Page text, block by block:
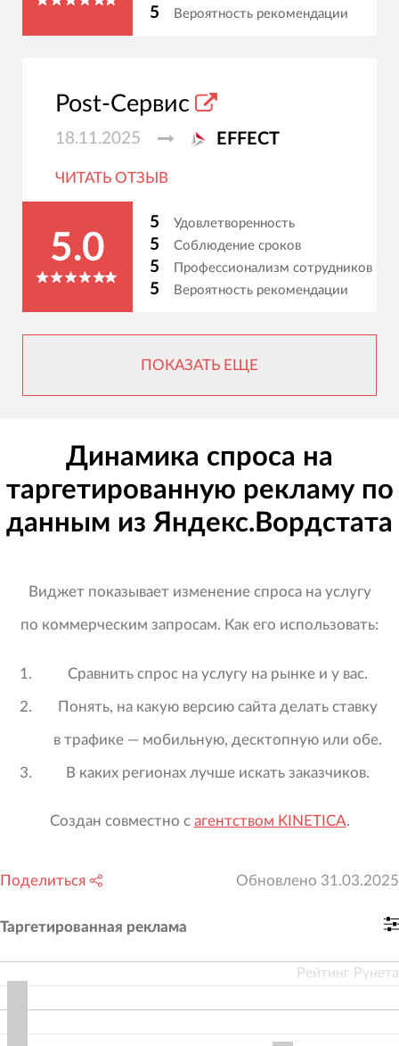
5 Вероятность рекомендации
Post-Сервис
18.11.2025 EFFECT
ЧИТАТЬ ОТЗЫВ
5.0
5 Удовлетворенность
5 Соблюдение сроков
5 Профессионализм сотрудников
5 Вероятность рекомендации
ПОКАЗАТЬ ЕЩЕ
Динамика спроса на
таргетированную рекламу по
данным из Яндекс.Вордстата
Виджет показывает изменение спроса на услугу
по коммерческим запросам. Как его использовать:
Сравнить спрос на услугу на рынке и у вас.
Понять, на какую версию сайта делать ставку
в трафике — мобильную, десктопную или обе.
В каких регионах лучше искать заказчиков.
Создан совместно с агентством KINETICA.
Поделиться Обновлено 31.03.2025
Таргетированная реклама
Рейтинг Рунета